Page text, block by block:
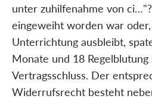
unter zuhilfenahme von
eingeweiht worden war
Unterrichtung ausbleibt,
Monate und 18 Regelblutung
Vertragsschluss. Der
Widerrufsrecht besteht